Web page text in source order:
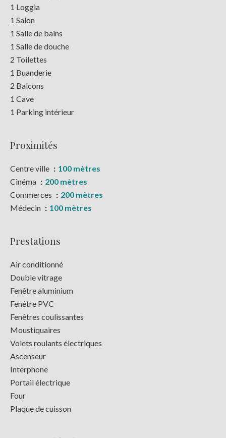
1 Loggia
1 Salon
1 Salle de bains
1 Salle de douche
2 Toilettes
1 Buanderie
2 Balcons
1 Cave
1 Parking intérieur
Proximités
Centre ville
100 mètres
Cinéma
200 mètres
Commerces
200 mètres
Médecin
100 mètres
Prestations
Air conditionné
Double vitrage
Fenêtre aluminium
Fenêtre PVC
Fenêtres coulissantes
Moustiquaires
Volets roulants électriques
Ascenseur
Interphone
Portail électrique
Four
Plaque de cuisson